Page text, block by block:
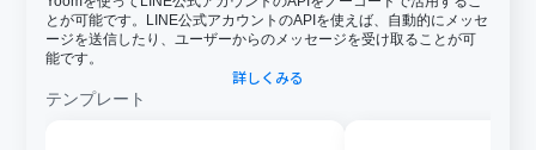
とが可能です。LINE公式アカウントのAPIを使えば、自動的にメッセ
ージを送信したり、ユーザーからのメッセージを受け取ることが可
能です。
詳しくみる
テンプレート